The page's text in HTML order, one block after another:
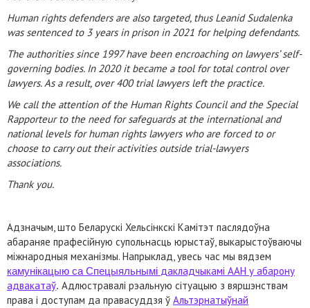
Human rights defenders are also targeted, thus Leanid Sudalenka
was sentenced to 3 years in prison in 2021 for helping defendants.
The authorities since 1997 have been encroaching on lawyers’ self-
governing bodies. In 2020 it became a tool for total control over
lawyers. As a result, over 400 trial lawyers left the practice.
We call the attention of the Human Rights Council and the Special
Rapporteur to the need for safeguards at the international and
national levels for human rights lawyers who are forced to or
choose to carry out their activities outside trial-lawyers
associations.
Thank you.
Адзначым, што Беларускі Хельсінкскі Камітэт паслядоўна
абараняе прафесійную супольнасць юрыстаў, выкарыстоўваючы
міжнародныя механізмы. Напрыклад, увесь час мы вядзем
камунікацыю са Спецыяльнымі дакладчыкамі ААН у абарону
адвакатаў. Адлюстравалі рэальную сітуацыю з вяршэнствам
права і доступам да правасуддзя ў Альтэрнатыўнай